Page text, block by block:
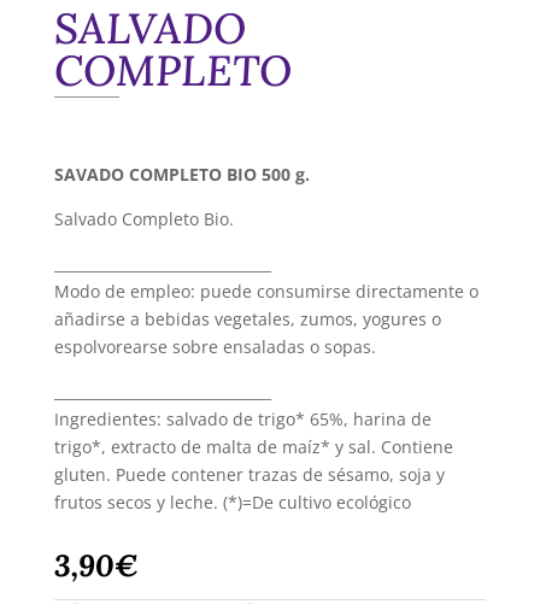
SALVADO
COMPLETO
SAVADO COMPLETO BIO 500 g.
Salvado Completo Bio.
Modo de empleo: puede consumirse directamente o
añadirse a bebidas vegetales, zumos, yogures o
espolvorearse sobre ensaladas o sopas.
Ingredientes: salvado de trigo* 65%, harina de
trigo*, extracto de malta de maíz* y sal. Contiene
gluten. Puede contener trazas de sésamo, soja y
frutos secos y leche. (*)=De cultivo ecológico
3,90€